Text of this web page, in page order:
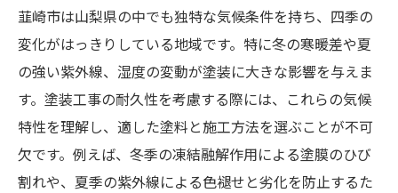
韮崎市は山梨県の中でも独特な気候条件を持ち、四季の
変化がはっきりしている地域です。特に冬の寒暖差や夏
の強い紫外線、湿度の変動が塗装に大きな影響を与えま
す。塗装工事の耐久性を考慮する際には、これらの気候
特性を理解し、適した塗料と施工方法を選ぶことが不可
欠です。例えば、冬季の凍結融解作用による塗膜のひび
割れや、夏季の紫外線による色褪せと劣化を防止するた